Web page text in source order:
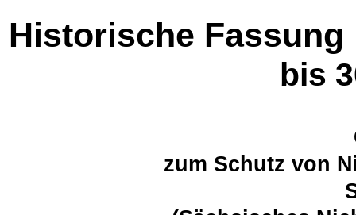
Historische Fassung
bis
zum Schutz von